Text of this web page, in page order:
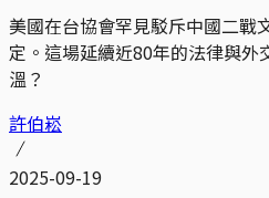
美國在台協會罕見駁斥中國二戰
定。這場延續近80年的法律與外
溫？
許伯崧
2025-09-19